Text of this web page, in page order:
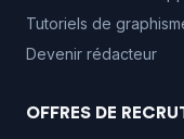
Tutoriels de
Devenir rédacteur
OFFRES DE